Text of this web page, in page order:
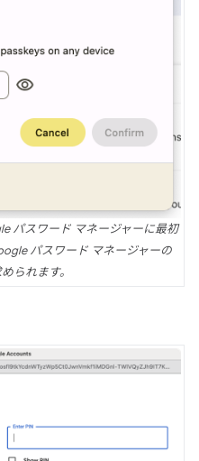
パスワード マネージャーに最初
パスワード マネージャーの
られます。